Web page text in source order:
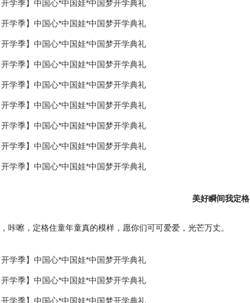
美好瞬间我定格
咔嚓，定格住童年童真的模样，愿你们可可爱爱，光芒万丈。